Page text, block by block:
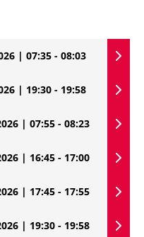
| 07:35 - 08:03
| 19:30 - 19:58
| 07:55 - 08:23
| 16:45 - 17:00
| 17:45 - 17:55
| 19:30 - 19:58